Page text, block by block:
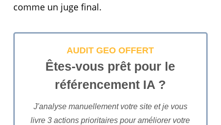
comme un juge final.
AUDIT GEO OFFERT
Êtes-vous prêt pour le
référencement IA ?
J'analyse manuellement votre site et je vous
livre 3 actions prioritaires pour améliorer votre